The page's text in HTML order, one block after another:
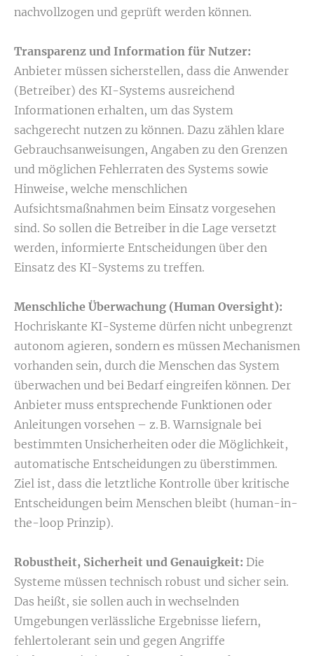
nachvollzogen und geprüft werden können.
Transparenz und Information für Nutzer:
Anbieter müssen sicherstellen, dass die Anwender
(Betreiber) des KI-Systems ausreichend
Informationen erhalten, um das System
sachgerecht nutzen zu können. Dazu zählen klare
Gebrauchsanweisungen, Angaben zu den Grenzen
und möglichen Fehlerraten des Systems sowie
Hinweise, welche menschlichen
Aufsichtsmaßnahmen beim Einsatz vorgesehen
sind. So sollen die Betreiber in die Lage versetzt
werden, informierte Entscheidungen über den
Einsatz des KI-Systems zu treffen.
Menschliche Überwachung (Human Oversight):
Hochriskante KI-Systeme dürfen nicht unbegrenzt
autonom agieren, sondern es müssen Mechanismen
vorhanden sein, durch die Menschen das System
überwachen und bei Bedarf eingreifen können. Der
Anbieter muss entsprechende Funktionen oder
Anleitungen vorsehen – z. B. Warnsignale bei
bestimmten Unsicherheiten oder die Möglichkeit,
automatische Entscheidungen zu überstimmen.
Ziel ist, dass die letztliche Kontrolle über kritische
Entscheidungen beim Menschen bleibt (human-in-
the-loop Prinzip).
Robustheit, Sicherheit und Genauigkeit: Die
Systeme müssen technisch robust und sicher sein.
Das heißt, sie sollen auch in wechselnden
Umgebungen verlässliche Ergebnisse liefern,
fehlertolerant sein und gegen Angriffe